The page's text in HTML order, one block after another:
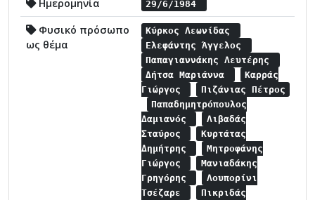
Ημερομηνία 29/6/1984
Φυσικό πρόσωπο
ως θέμα
Κύρκος Λεωνίδας
Ελεφάντης Άγγελος
Παπαγιαννάκης Λευτέρης
Δήτσα Μαριάννα
Καρράς
Γιώργος
Πιζάνιας Πέτρος
Παπαδημητρόπουλος
Δαμιανός
Λιβαδάς
Σταύρος
Κυρτάτας
Δημήτρης
Μητροφάνης
Γιώργος
Μανιαδάκης
Γρηγόρης
Λουπορίνι
Τσέζαρε
Πικριδάς